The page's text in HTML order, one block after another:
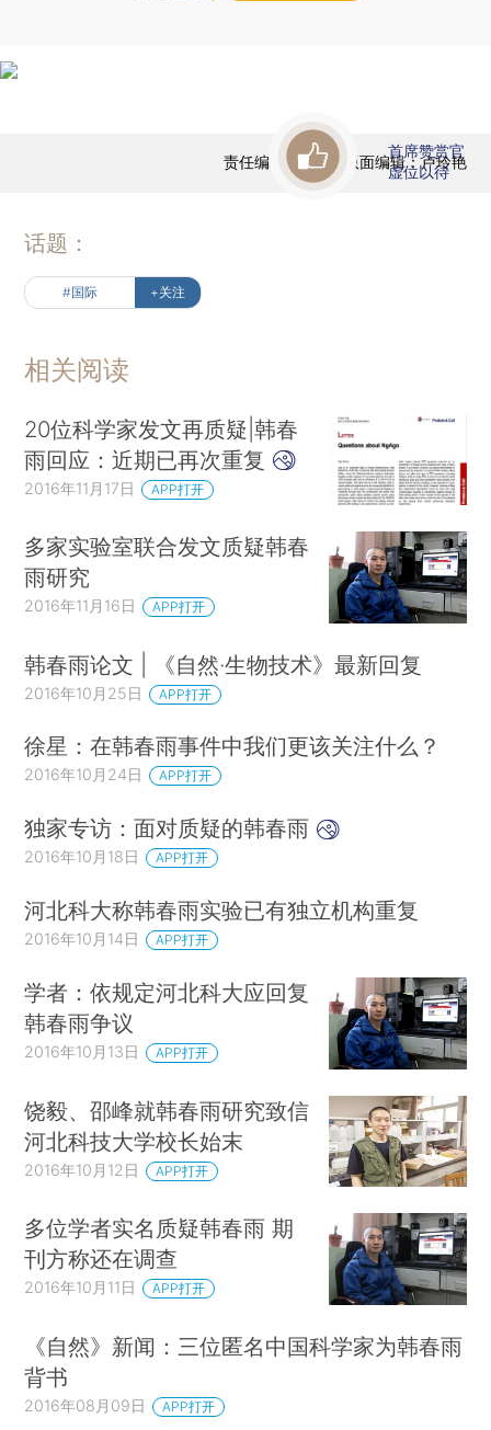
责任编辑：崔筝 | 版面编辑：卢玲艳
首席赞赏官
虚位以待
话题：
#国际 +关注
相关阅读
20位科学家发文再质疑|韩春
雨回应：近期已再次重复
2016年11月17日 APP打开
多家实验室联合发文质疑韩春
雨研究
2016年11月16日 APP打开
韩春雨论文 | 《自然·生物技术》最新回复
2016年10月25日 APP打开
徐星：在韩春雨事件中我们更该关注什么？
2016年10月24日 APP打开
独家专访：面对质疑的韩春雨
2016年10月18日 APP打开
河北科大称韩春雨实验已有独立机构重复
2016年10月14日 APP打开
学者：依规定河北科大应回复
韩春雨争议
2016年10月13日 APP打开
饶毅、邵峰就韩春雨研究致信
河北科技大学校长始末
2016年10月12日 APP打开
多位学者实名质疑韩春雨 期
刊方称还在调查
2016年10月11日 APP打开
《自然》新闻：三位匿名中国科学家为韩春雨
背书
2016年08月09日 APP打开